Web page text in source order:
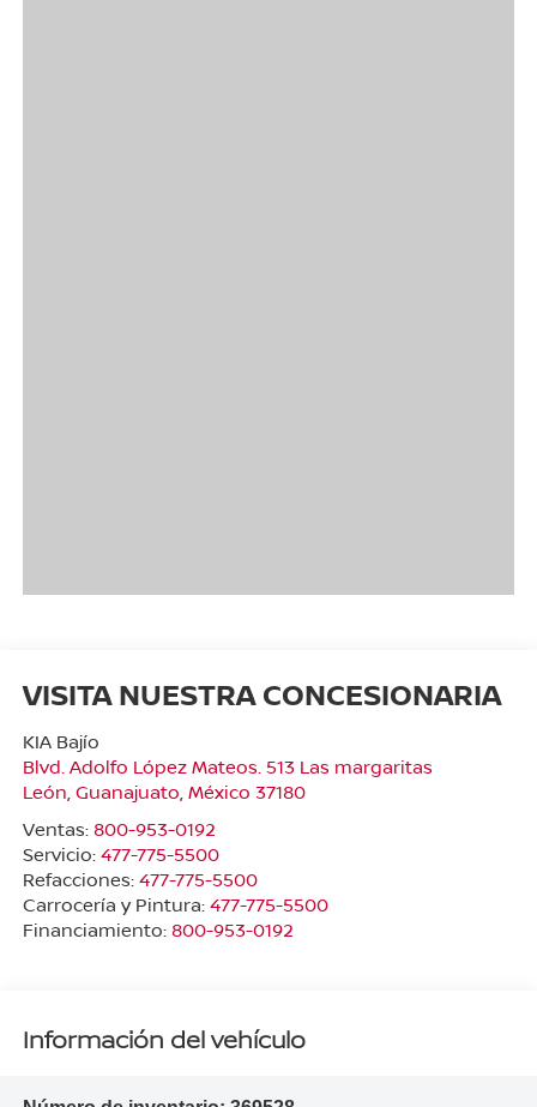
VISITA NUESTRA CONCESIONARIA
KIA Bajío
Blvd. Adolfo López Mateos. 513 Las margaritas
León, Guanajuato, México 37180
Ventas: 800-953-0192
Servicio: 477-775-5500
Refacciones: 477-775-5500
Carrocería y Pintura: 477-775-5500
Financiamiento: 800-953-0192
Información del vehículo